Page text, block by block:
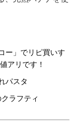
ー」でリピ買いす
アリです！
パスタ
ラフティ